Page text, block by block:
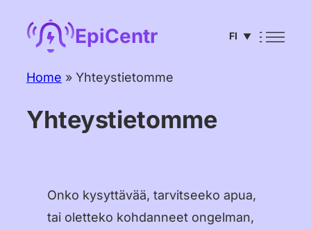
sisältöön
EpiCentr FI ▼
English
Français
Português
Italiano
Home » Yhteystietomme
Yhteystietomme
Onko kysyttävää, tarvitseeko apua,
tai oletteko kohdanneet ongelman,